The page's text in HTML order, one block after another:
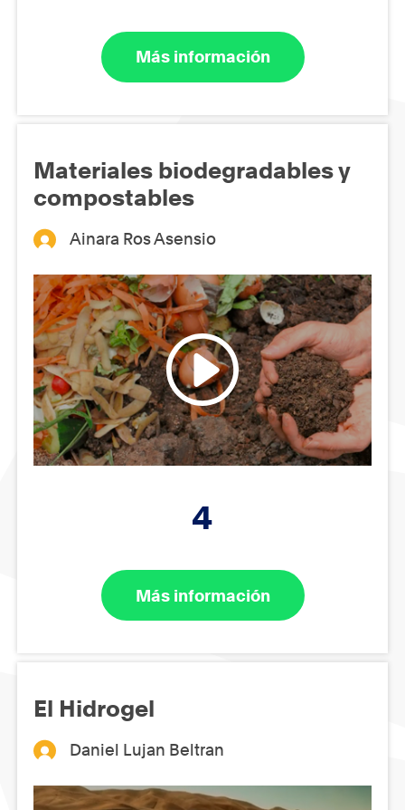
Más información
Materiales biodegradables y
compostables
Ainara Ros Asensio
4
Más información
El Hidrogel
Daniel Lujan Beltran